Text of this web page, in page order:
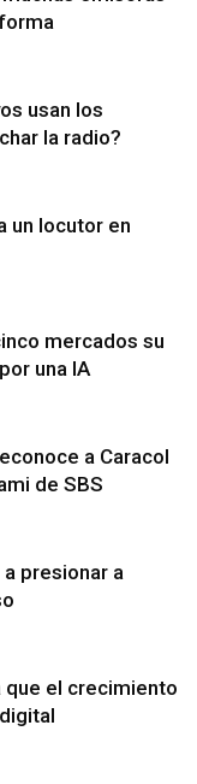
usan los
la radio?
un locutor en
mercados su
una IA
a Caracol
de SBS
presionar a
el crecimiento